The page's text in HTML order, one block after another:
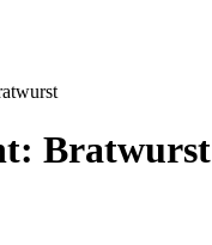
Bratwurst